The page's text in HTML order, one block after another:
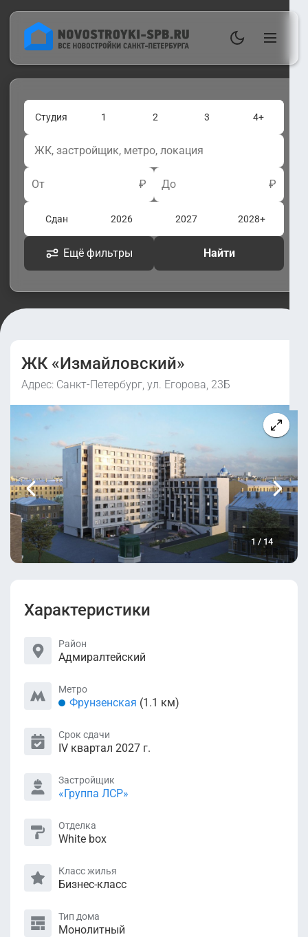
Студия 1 2 3 4+
От ₽ До ₽
Сдан 2026 2027 2028+
Ещё фильтры Найти
ЖК «Измайловский»
Адрес: Санкт-Петербург, ул. Егорова, 23Б
1 / 14
Характеристики
Район
Адмиралтейский
Метро
Фрунзенская (1.1 км)
Срок сдачи
IV квартал 2027 г.
Застройщик
«Группа ЛСР»
Отделка
White box
Класс жилья
Бизнес-класс
Тип дома
Монолитный